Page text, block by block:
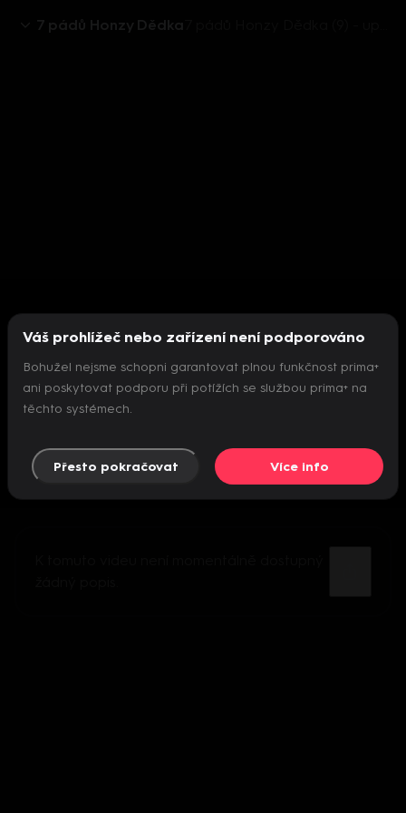
7 pádů Honzy Dědka
Nepodařilo se inicializovat přehrávač
Váš prohlížeč nebo zařízení není podporováno
Bohužel nejsme schopni garantovat plnou funkčnost prima+
ani poskytovat podporu při potížích se službou prima+ na
těchto systémech.
Přesto pokračovat Více info